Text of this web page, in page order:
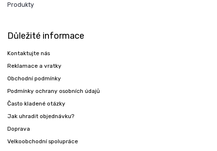
Produkty
Důležité informace
Kontaktujte nás
Reklamace a vratky
Obchodní podmínky
Podmínky ochrany osobních údajů
Často kladené otázky
Jak uhradit objednávku?
Doprava
Velkoobchodní spolupráce